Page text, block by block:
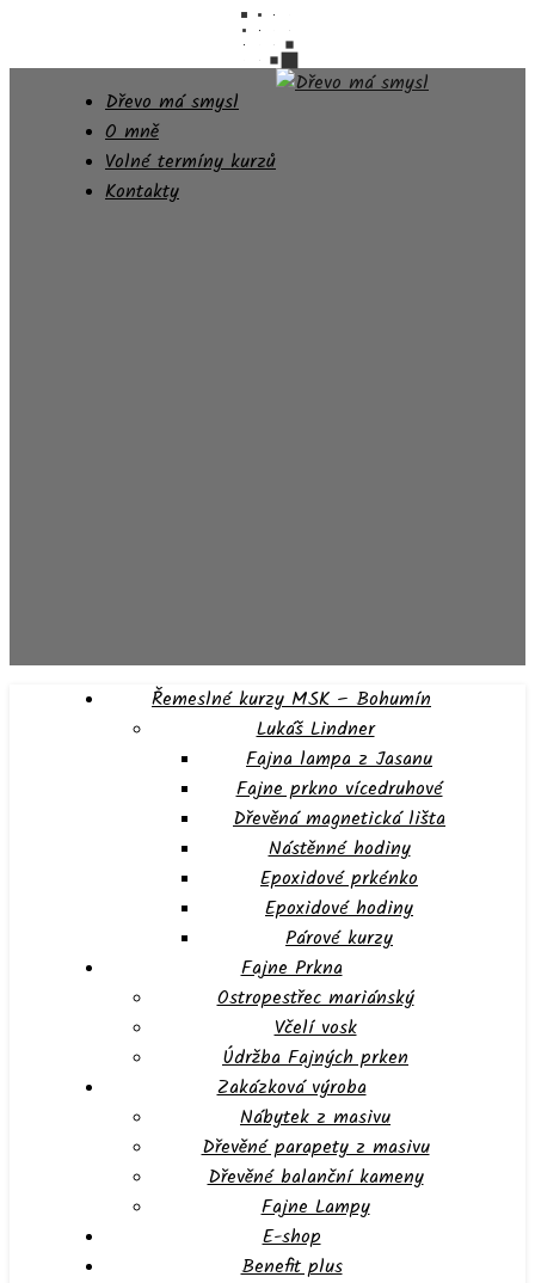
Dřevo má smysl
O mně
Volné termíny kurzů
Kontakty
Řemeslné kurzy MSK – Bohumín
Lukáš Lindner
Fajna lampa z Jasanu
Fajne prkno vícedruhové
Dřevěná magnetická lišta
Nástěnné hodiny
Epoxidové prkénko
Epoxidové hodiny
Párové kurzy
Fajne Prkna
Ostropestřec mariánský
Včelí vosk
Údržba Fajných prken
Zakázková výroba
Nábytek z masivu
Dřevěné parapety z masivu
Dřevěné balanční kameny
Fajne Lampy
E-shop
Benefit plus